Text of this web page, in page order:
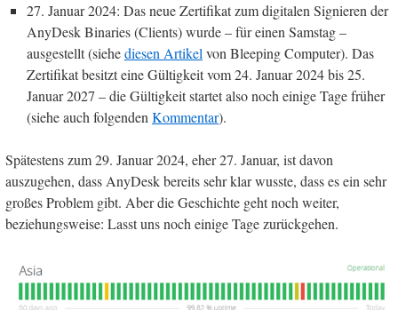
27. Januar 2024: Das neue Zertifikat zum digitalen Signieren der
AnyDesk Binaries (Clients) wurde – für einen Samstag –
ausgestellt (siehediesen Artikelvon Bleeping Computer). Das
Zertifikat besitzt eine Gültigkeit vom 24. Januar 2024 bis 25.
Januar 2027 – die Gültigkeit startet also noch einige Tage früher
(siehe auch folgendenKommentar).
Spätestens zum 29. Januar 2024, eher 27. Januar, ist davon
auszugehen, dass AnyDesk bereits sehr klar wusste, dass es ein sehr
großes Problem gibt. Aber die Geschichte geht noch weiter,
beziehungsweise: Lasst uns noch einige Tage zurückgehen.